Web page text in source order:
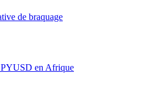
de braquage
PYUSD en Afrique